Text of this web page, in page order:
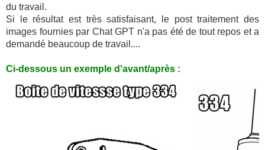
du travail.
Si le résultat est très satisfaisant, le post traitement des
images fournies par Chat GPT n'a pas été de tout repos et a
demandé beaucoup de travail....
Ci-dessous un exemple d'avant/après :